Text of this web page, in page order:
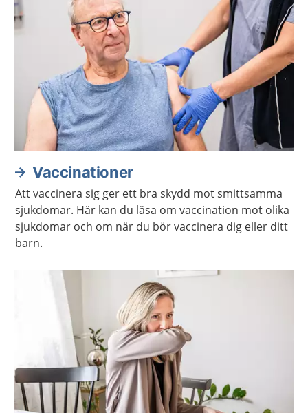
Vaccinationer
Att vaccinera sig ger ett bra skydd mot smittsamma
sjukdomar. Här kan du läsa om vaccination mot olika
sjukdomar och om när du bör vaccinera dig eller ditt
barn.